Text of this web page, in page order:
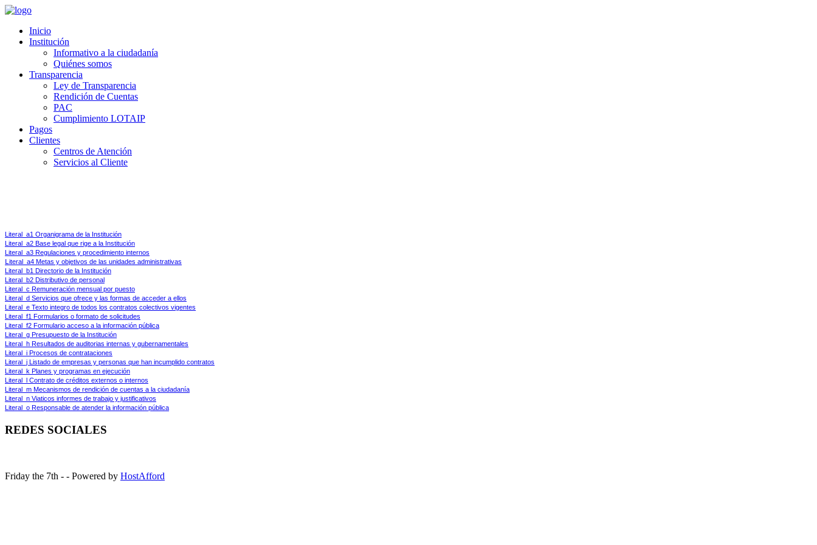
Inicio
Institución
Informativo a la ciudadanía
Quiénes somos
Transparencia
Ley de Transparencia
Rendición de Cuentas
PAC
Cumplimiento LOTAIP
Pagos
Clientes
Centros de Atención
Servicios al Cliente
Literal_a1 Organigrama de la Institución
Literal_a2 Base legal que rige a la Institución
Literal_a3 Regulaciones y procedimiento internos
Literal_a4 Metas y objetivos de las unidades administrativas
Literal_b1 Directorio de la Institución
Literal_b2 Distributivo de personal
Literal_c Remuneración mensual por puesto
Literal_d Servicios que ofrece y las formas de acceder a ellos
Literal_e Texto integro de todos los contratos colectivos vigentes
Literal_f1 Formularios o formato de solicitudes
Literal_f2 Formulario acceso a la información pública
Literal_g Presupuesto de la Institución
Literal_h Resultados de auditorias internas y gubernamentales
Literal_i Procesos de contrataciones
Literal_j Listado de empresas y personas que han incumplido contratos
Literal_k Planes y programas en ejecución
Literal_l Contrato de créditos externos o internos
Literal_m Mecanismos de rendición de cuentas a la ciudadanía
Literal_n Viaticos informes de trabajo y justificativos
Literal_o Responsable de atender la información pública
REDES SOCIALES
Friday the 7th - - Powered by HostAfford